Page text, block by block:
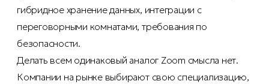
гибридное хранение данных, интеграции с
переговорными комнатами, требования по
безопасности.
Делать всем одинаковый аналог Zoom смысла нет.
Компании на рынке выбирают свою специализацию,